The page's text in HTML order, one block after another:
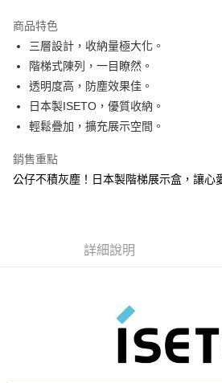
合作金庫商業銀行
華南商業銀行
上海商業儲蓄銀行
國泰世華商業銀行
臺灣中小企業銀行
匯豐（台灣）商業銀行
聯邦商業銀行
元大商業銀行
台新國際商業銀行
中國
ATM付款
貨到付款
運送方式
宅配
每筆NT$100，滿NT$499(含以上)免運費
貨到付款
商品特色
三層設計，收納量極大化。
階梯式陳列，一目瞭然。
透明度高，防塵效果佳。
日本製ISETO，優質收納。
輕鬆疊加，擴充展示空間。
銷售重點
公仔不積灰塵！日本製階梯展示盒，讓心
詳細說明